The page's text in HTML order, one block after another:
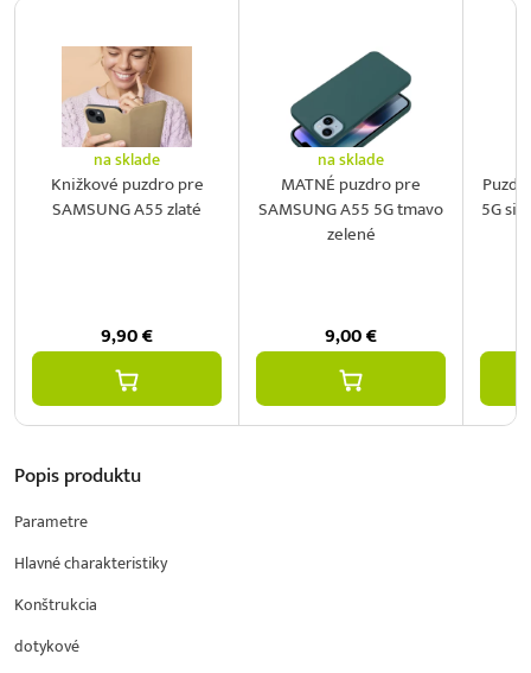
na sklade
Knižkové puzdro pre
SAMSUNG A55 zlaté
9,90€
na sklade
MATNÉ puzdro pre
SAMSUNG A55 5G tmavo
zelené
9,00€
5G
Popisproduktu
Parametre
Hlavné charakteristiky
Konštrukcia
dotykové